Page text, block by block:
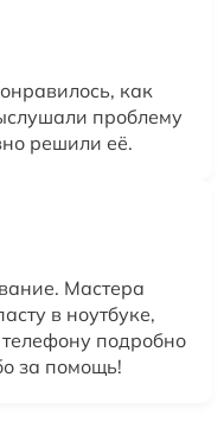
как
проблему
решили её.
Мастера
в ноутбуке,
подробно
за помощь!